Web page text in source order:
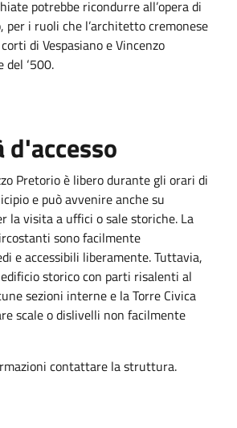
potrebbe ricondurre all’opera di
per i ruoli che l’architetto cremonese
di Vespasiano e Vincenzo
del ‘500.
Pretorio è libero durante gli orari di
e può avvenire anche su
la visita a uffici o sale storiche. La
sono facilmente
e accessibili liberamente. Tuttavia,
storico con parti risalenti al
sezioni interne e la Torre Civica
scale o dislivelli non facilmente
contattare la struttura.